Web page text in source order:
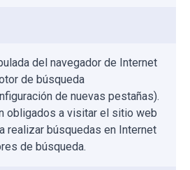
del navegador de Internet
de búsqueda
de nuevas pestañas).
obligados a visitar el sitio web
realizar búsquedas en Internet
de búsqueda.